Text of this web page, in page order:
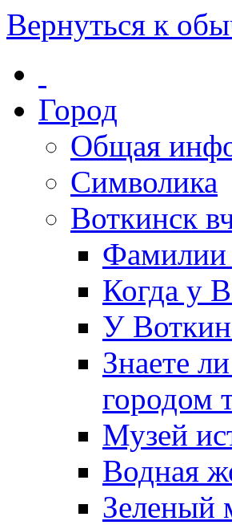
Вернуться к
Город
Общая
Символика
Воткинск
Фамилии
Когда у
У
Знаете
городом
Музей
Водная
Зеленый